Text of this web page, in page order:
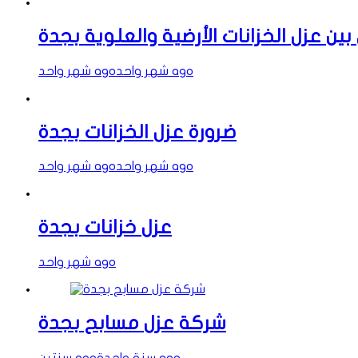
بين عزل الخزانات الأرضية والعلوية بجدة
شهر واحد ago شهر واحد ago
ضرورة عزل الخزانات بجدة
شهر واحد ago شهر واحد ago
عزل خزانات بجدة
شهر واحد ago
شركة عزل مسابح بجدة